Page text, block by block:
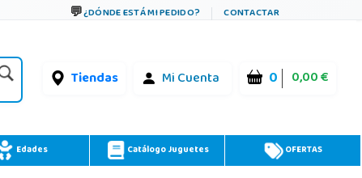
¿DÓNDE ESTÁ MI PEDIDO? CONTACTAR
Tiendas Mi Cuenta 0 0,00 €
Edades Catálogo Juguetes OFERTAS